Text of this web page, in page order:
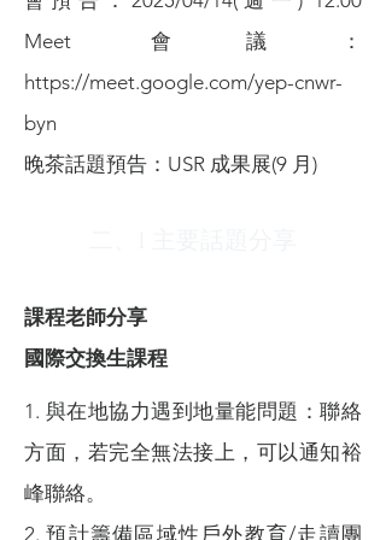
Meet 會議：
https://meet.google.com/yep-cnwr-
byn
晚茶話題預告：USR 成果展(9 月)
課程老師分享
國際交換生課程
1. 與在地協力遇到地量能問題：聯絡
方面，若完全無法接上，可以通知裕
峰聯絡。
2. 預計籌備區域性戶外教育/走讀團